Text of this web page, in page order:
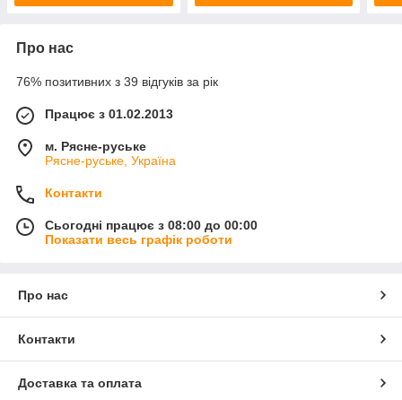
Про нас
76% позитивних з 39 відгуків за рік
Працює з 01.02.2013
м. Рясне-руське
Рясне-руське, Україна
Контакти
Сьогодні працює з 08:00 до 00:00
Показати весь графік роботи
Про нас
Контакти
Доставка та оплата